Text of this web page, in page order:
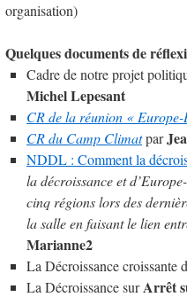
organisation)
Quelques documents de
Cadre de notre projet
Michel Lepesant
CR de la réunion «
CR du Camp Climatpar
NDDL : Comment la
la décroissance et
cinq régions lors des
la salle en faisant le lien
Marianne2
La Décroissance croissante
La Décroissance surArrêt